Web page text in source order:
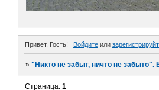
Привет, Гость! Войдитеили
»"Никто не забыт, ничто не забыто".
Страница:1